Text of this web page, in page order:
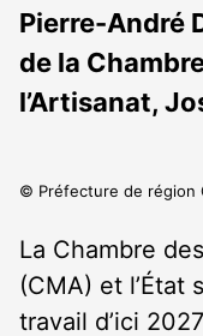
Pierre-André
de la
l’Artisanat,
© Préfecture de région
La Chambre
(CMA) et l’État
travail d’ici